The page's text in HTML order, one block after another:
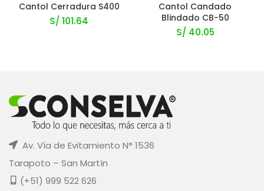
Cantol Cerradura S400
S/ 101.64
Cantol Candado
Blindado CB-50
S/ 40.05
Av. Vía de Evitamiento N° 1536
Tarapoto – San Martín
(+51) 999 522 626